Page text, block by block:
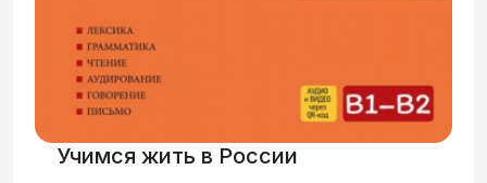
языке.
Учимся жить в России